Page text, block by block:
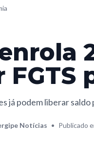
FGTS
já podem liberar
Notícias • Publicado